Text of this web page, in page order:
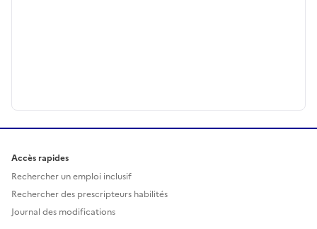
Accès rapides
Rechercher un emploi inclusif
Rechercher des prescripteurs habilités
Journal des modifications